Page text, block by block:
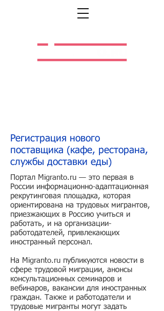
Регистрация нового
поставщика (кафе, ресторана,
службы доставки еды)
Портал Migranto.ru — это первая в
России информационно-адаптационная
рекрутинговая площадка, которая
ориентирована на трудовых мигрантов,
приезжающих в Россию учиться и
работать, и на организации-
работодателей, привлекающих
иностранный персонал.
На Migranto.ru публикуются новости в
сфере трудовой миграции, анонсы
консультационных семинаров и
вебинаров, вакансии для иностранных
граждан. Также и работодатели и
трудовые мигранты могут задать